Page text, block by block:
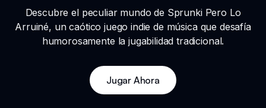
Descubre el peculiar mundo de Sprunki Pero Lo
Arruiné, un caótico juego indie de música que desafía
humorosamente la jugabilidad tradicional.
Jugar Ahora